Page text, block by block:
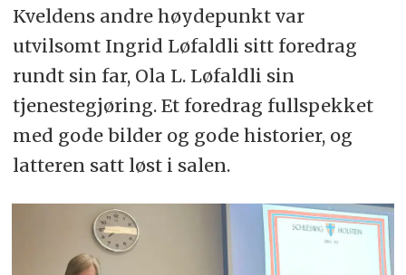
Kveldens andre høydepunkt var
utvilsomt Ingrid Løfaldli sitt foredrag
rundt sin far, Ola L. Løfaldli sin
tjenestegjøring. Et foredrag fullspekket
med gode bilder og gode historier, og
latteren satt løst i salen.